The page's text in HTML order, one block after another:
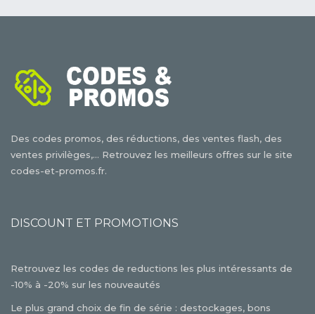
Des codes promos, des réductions, des ventes flash, des
ventes privilèges,... Retrouvez les meilleurs offres sur le site
codes-et-promos.fr.
DISCOUNT ET PROMOTIONS
Retrouvez les codes de reductions les plus intéressants de
-10% à -20% sur les nouveautés
Le plus grand choix de fin de série : destockages, bons